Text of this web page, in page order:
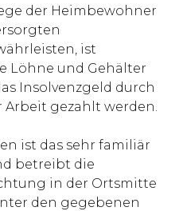
der Heimbewohner
ist
Löhne und Gehälter
Insolvenzgeld durch
gezahlt werden.
ist das sehr familiär
betreibt die
in der Ortsmitte
den gegebenen